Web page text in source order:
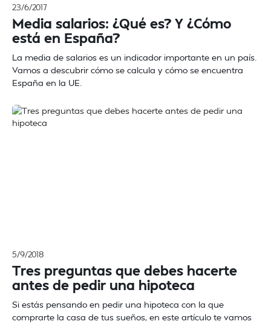
23/6/2017
Media salarios: ¿Qué es? Y ¿Cómo
está en España?
La media de salarios es un indicador importante en un país.
Vamos a descubrir cómo se calcula y cómo se encuentra
España en la UE.
5/9/2018
Tres preguntas que debes hacerte
antes de pedir una hipoteca
Si estás pensando en pedir una hipoteca con la que
comprarte la casa de tus sueños, en este artículo te vamos